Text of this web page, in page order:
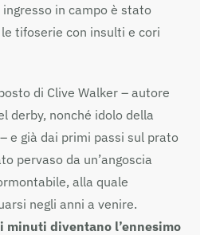
ingresso in campo è stato
tifoserie con insulti e cori
di Clive Walker – autore
derby, nonché idolo della
e già dai primi passi sul prato
pervaso da un’angoscia
alla quale
negli anni a venire.
minuti diventano l’ennesimo